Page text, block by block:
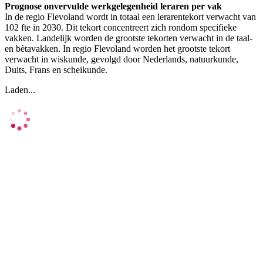
Prognose onvervulde werkgelegenheid leraren per vak
In de regio Flevoland wordt in totaal een lerarentekort verwacht van
102 fte in 2030. Dit tekort concentreert zich rondom specifieke
vakken. Landelijk worden de grootste tekorten verwacht in de taal-
en bètavakken. In regio Flevoland worden het grootste tekort
verwacht in wiskunde, gevolgd door Nederlands, natuurkunde,
Duits, Frans en scheikunde.
Laden...